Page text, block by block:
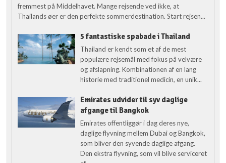
fremmest på Middelhavet. Mange rejsende ved ikke, at
Thailands øer er den perfekte sommerdestination. Start rejsen...
5 fantastiske spabade i Thailand
Thailand er kendt som et af de mest
populære rejsemål med fokus på velvære
og afslapning. Kombinationen af en lang
historie med traditionel medicin, en unik...
Emirates udvider til syv daglige
afgange til Bangkok
Emirates offentliggør i dag deres nye,
daglige flyvning mellem Dubai og Bangkok,
som bliver den syvende daglige afgang.
Den ekstra flyvning, som vil blive serviceret